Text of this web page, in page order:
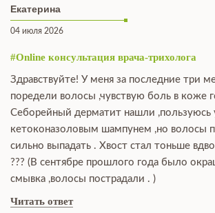
Екатерина
04 июля 2026
#Online консультация врача-трихолога
Здравствуйте! У меня за последние три
поредели волосы ,чувствую боль в коже
Себорейный дерматит нашли ,пользуюсь
кетоконазоловым шампунем ,но волосы
сильно выпадать . Хвост стал тоньше
??? (В сентябре прошлого года было
смывка ,волосы пострадали . )
Читать ответ